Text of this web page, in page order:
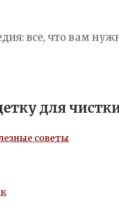
все, что вам
для
советы